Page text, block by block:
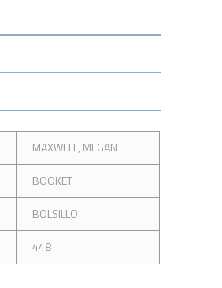
MAXWELL, MEGAN
BOOKET
BOLSILLO
448